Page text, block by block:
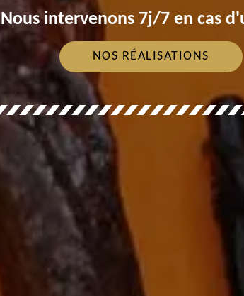
Nous intervenons 7j/7 en cas
NOS RÉALISATIONS